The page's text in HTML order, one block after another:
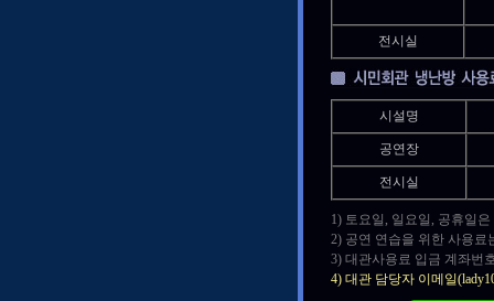
전시실
시설명
공연장
전시실
1) 토요일, 일요일, 공휴일
2) 공연 연습을 위한 사용료
3) 대관사용료 입금 계좌번
4) 대관 담당자 이메일